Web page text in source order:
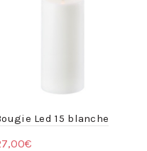
Led 15 blanche
€